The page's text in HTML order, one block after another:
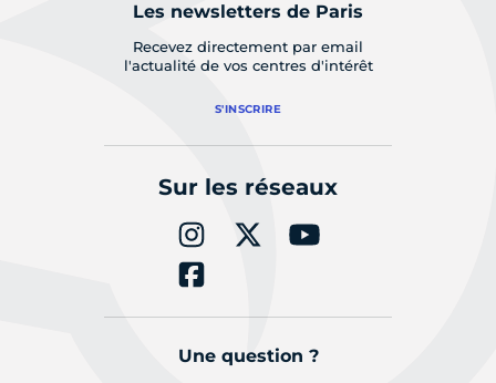
Les newsletters de Paris
Recevez directement par email
l'actualité de vos centres d'intérêt
S'INSCRIRE
Sur les réseaux
Une question ?